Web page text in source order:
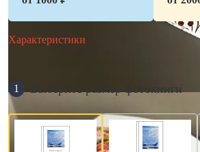
Характеристики
1 Выберите размер фотокниги